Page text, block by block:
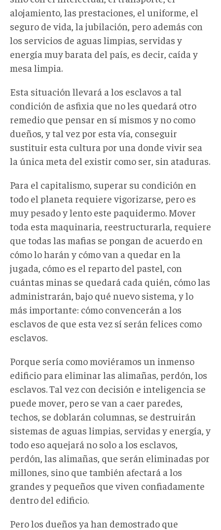
alojamiento, las prestaciones, el uniforme, el
seguro de vida, la jubilación, pero además con
los servicios de aguas limpias, servidas y
energía muy barata del país, es decir, caída y
mesa limpia.
Esta situación llevará a los esclavos a tal
condición de asfixia que no les quedará otro
remedio que pensar en sí mismos y no como
dueños, y tal vez por esta vía, conseguir
sustituir esta cultura por una donde vivir sea
la única meta del existir como ser, sin ataduras.
Para el capitalismo, superar su condición en
todo el planeta requiere vigorizarse, pero es
muy pesado y lento este paquidermo. Mover
toda esta maquinaria, reestructurarla, requiere
que todas las mafias se pongan de acuerdo en
cómo lo harán y cómo van a quedar en la
jugada, cómo es el reparto del pastel, con
cuántas minas se quedará cada quién, cómo las
administrarán, bajo qué nuevo sistema, y lo
más importante: cómo convencerán a los
esclavos de que esta vez sí serán felices como
esclavos.
Porque sería como moviéramos un inmenso
edificio para eliminar las alimañas, perdón, los
esclavos. Tal vez con decisión e inteligencia se
puede mover, pero se van a caer paredes,
techos, se doblarán columnas, se destruirán
sistemas de aguas limpias, servidas y energía, y
todo eso aquejará no solo a los esclavos,
perdón, las alimañas, que serán eliminadas por
millones, sino que también afectará a los
grandes y pequeños que viven confiadamente
dentro del edificio.
Pero los dueños ya han demostrado que